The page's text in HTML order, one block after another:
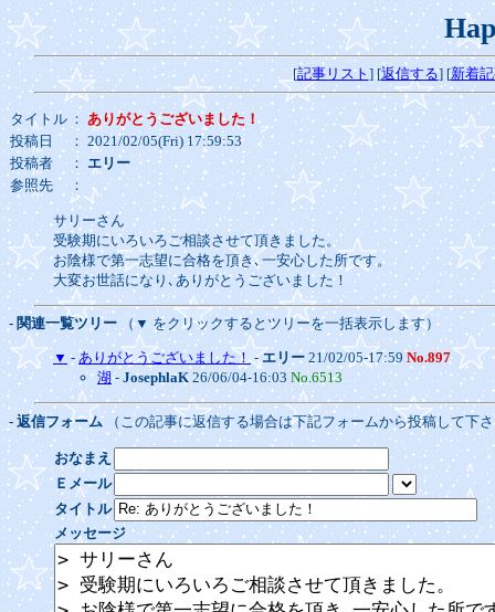
[記事リスト] [返信する] [新着
タイトル ： ありがとうございました！
投稿日
： 2021/02/05(Fri) 17:59:53
投稿者
： エリー
参照先
：
サリーさん
受験期にいろいろご相談させて頂きました。
お陰様で第一志望に合格を頂き､一安心した所です。
大変お世話になり､ありがとうございました！
- 関連一覧ツリー （▼ をクリックするとツリーを一括表示します）
▼ - ありがとうございました！-エリー 21/02/05-17:59No.897
湖- JosephlaK 26/06/04-16:03 No.6513
- 返信フォーム（この記事に返信する場合は下記フォームから投稿して下
おなまえ
Ｅメール
タイトル
メッセージ